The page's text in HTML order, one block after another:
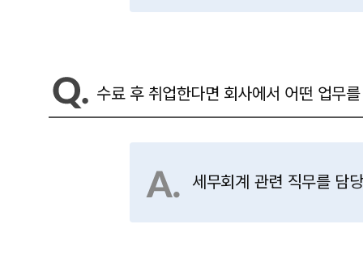
수료 후 취업한다면 회사에서 어떤 업무
세무회계 관련 직무를 담